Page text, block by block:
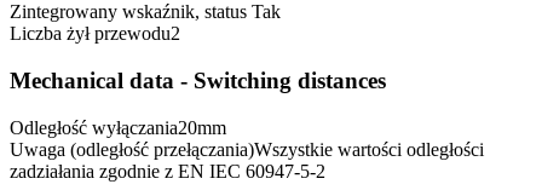
Zintegrowany wskaźnik, status Tak
Liczba żył przewodu2
Mechanical data - Switching distances
Odległość wyłączania20mm
Uwaga (odległość przełączania)Wszystkie wartości odległości
zadziałania zgodnie z EN IEC 60947-5-2